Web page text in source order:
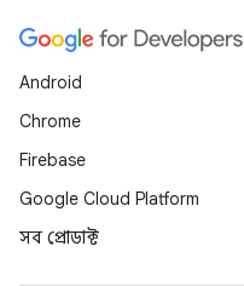
Android
Chrome
Firebase
Google Cloud Platform
সব প্রোডাক্ট